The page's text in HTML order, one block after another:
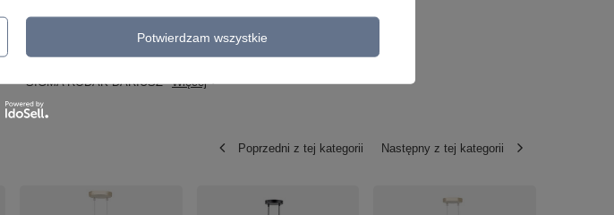
SIGMA RODAK DARIUSZ Więcej
IP20
Poprzedni z tej kategorii Następny z tej kategorii
Potwierdzam wszystkie